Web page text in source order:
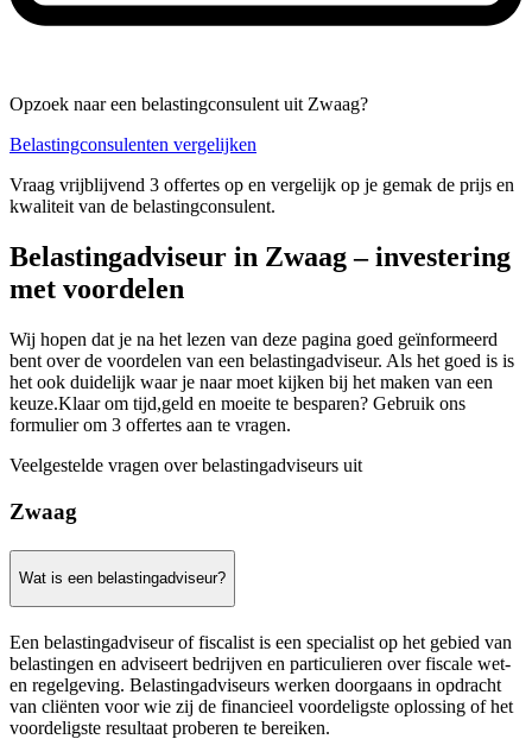
Opzoek naar een belastingconsulent uit Zwaag?
Belastingconsulenten vergelijken
Vraag vrijblijvend 3 offertes op en vergelijk op je gemak de prijs en
kwaliteit van de belastingconsulent.
Belastingadviseur in Zwaag – investering
met voordelen
Wij hopen dat je na het lezen van deze pagina goed geïnformeerd
bent over de voordelen van een belastingadviseur. Als het goed is is
het ook duidelijk waar je naar moet kijken bij het maken van een
keuze.Klaar om tijd,geld en moeite te besparen? Gebruik ons
formulier om 3 offertes aan te vragen.
Veelgestelde vragen over belastingadviseurs uit
Zwaag
Wat is een belastingadviseur?
Een belastingadviseur of fiscalist is een specialist op het gebied van
belastingen en adviseert bedrijven en particulieren over fiscale wet-
en regelgeving. Belastingadviseurs werken doorgaans in opdracht
van cliënten voor wie zij de financieel voordeligste oplossing of het
voordeligste resultaat proberen te bereiken.